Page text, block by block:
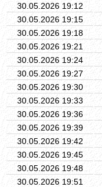
30.05.2026 19:12
30.05.2026 19:15
30.05.2026 19:18
30.05.2026 19:21
30.05.2026 19:24
30.05.2026 19:27
30.05.2026 19:30
30.05.2026 19:33
30.05.2026 19:36
30.05.2026 19:39
30.05.2026 19:42
30.05.2026 19:45
30.05.2026 19:48
30.05.2026 19:51